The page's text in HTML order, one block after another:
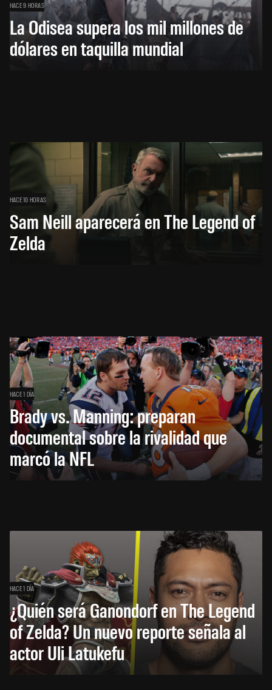
HACE 9 HORAS
La Odisea supera los mil millones de
dólares en taquilla mundial
HACE 10 HORAS
Sam Neill aparecerá en The Legend of
Zelda
HACE 1 DÍA
Brady vs. Manning: preparan
documental sobre la rivalidad que
marcó la NFL
HACE 1 DÍA
¿Quién será Ganondorf en The Legend
of Zelda? Un nuevo reporte señala al
actor Uli Latukefu